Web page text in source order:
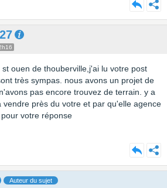
ouen de thouberville,j'ai lu votre post
très sympas. nous avons un projet de
pas encore trouvez de terrain. y a
vendre près du votre et par qu'elle agence
votre réponse
Auteur du sujet